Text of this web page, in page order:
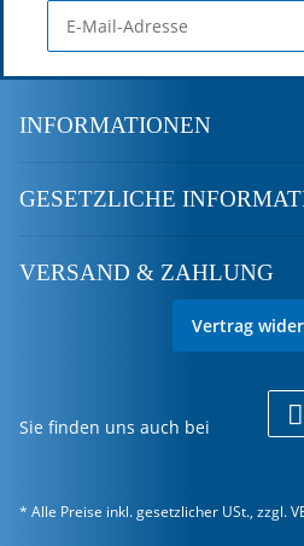
INFORMATIONEN
GESETZLICHE
VERSAND & ZAHLUNG
Vertrag
Sie finden uns auch bei
* Alle Preise inkl. gesetzlicher USt., zzgl.